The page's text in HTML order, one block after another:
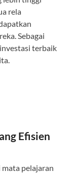
rela
Sebagai
terbaik
Efisien
pelajaran